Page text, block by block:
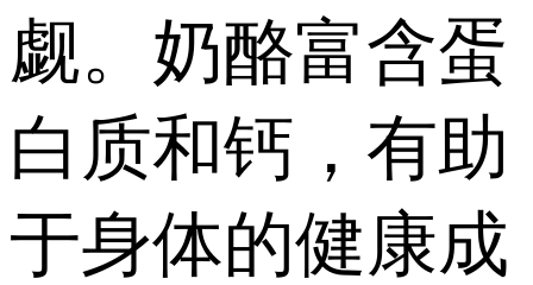
觑。奶酪富含蛋
白质和钙，有助
于身体的健康成